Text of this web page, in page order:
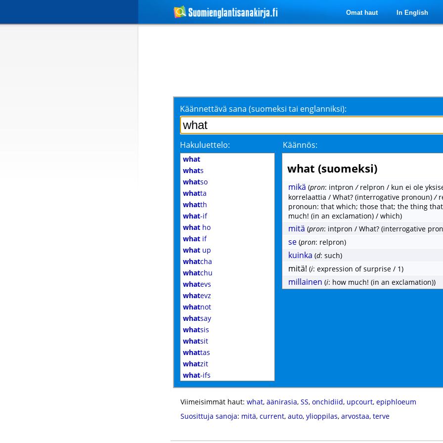
Omat haut In English
Käännettävä sana (suomeksi tai englanniksi):
Hakuluettelo: Käännös:
what
whats
whatso
whatta
whatth
what-if
what ho
what if
what up
whatcha
whatchu
whatevs
whatevz
whatnot
whatsay
whatsis
whatsit
whattas
whatzit
what-ifs
what (suomeksi)
mikä (pron: intpron/ relpron / kun ei ole
korrelaattia / What? (interrogative pronoun)/
pronoun: that which; those that; the thing
much! (in an exclamation) / which)
mitä (pron: intpron / What? (interrogative
se (pron: relpron)
kuinka (d: such)
mitä! (i: expression of surprise / 1)
millainen (i: how much! (in an exclamation))
Viimeisimmät haut: what, äänirasia, SS, onchidiid, upcourt, epiphloeum
Suosittuja sanoja: mitä, current, auto, ylioppilas, arvostaa, terve